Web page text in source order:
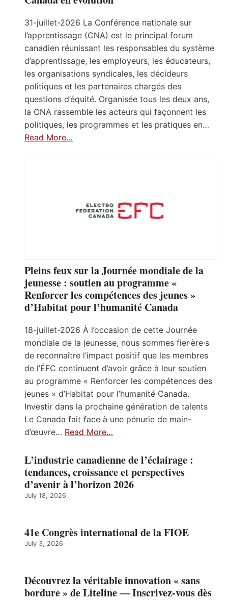
31-juillet-2026 La Conférence nationale sur
l’apprentissage (CNA) est le principal forum
canadien réunissant les responsables du système
d’apprentissage, les employeurs, les éducateurs,
les organisations syndicales, les décideurs
politiques et les partenaires chargés des
questions d’équité. Organisée tous les deux ans,
la CNA rassemble les acteurs qui façonnent les
politiques, les programmes et les pratiques en…
Read More…
Pleins feux sur la Journée mondiale de la
jeunesse : soutien au programme «
Renforcer les compétences des jeunes »
d’Habitat pour l’humanité Canada
18-juillet-2026 À l’occasion de cette Journée
mondiale de la jeunesse, nous sommes fier·ère·s
de reconnaître l’impact positif que les membres
de l’ÉFC continuent d’avoir grâce à leur soutien
au programme « Renforcer les compétences des
jeunes » d’Habitat pour l’humanité Canada.
Investir dans la prochaine génération de talents
Le Canada fait face à une pénurie de main-
d’œuvre… Read More…
L’industrie canadienne de l’éclairage :
tendances, croissance et perspectives
d’avenir à l’horizon 2026
July 18, 2026
41e Congrès international de la FIOE
July 3, 2026
Découvrez la véritable innovation « sans
bordure » de Liteline — Inscrivez-vous dès